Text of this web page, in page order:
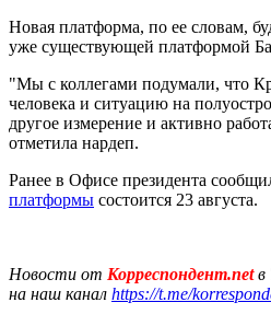
Новая платформа, по ее словам,
уже существующей платформой
"Мы с коллегами подумали, что
человека и ситуацию на
другое измерение и активно
отметила нардеп.
Ранее в Офисе президента
платформы состоится 23 августа.
Новости от Корреспондент.netв
на наш канал https://t.me/